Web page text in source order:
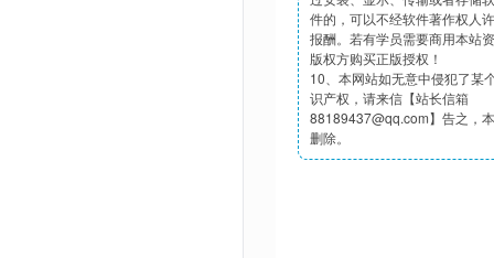
件的，可以不经软件著作权人
报酬。若有学员需要商用本站
版权方购买正版授权！
10、本网站如无意中侵犯了某
识产权，请来信【站长信箱
88189437@qq.com】告之，
删除。